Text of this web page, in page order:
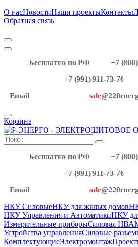
О насНовостиНаши проектыКонтакты
Обратная связь
Бесплатно по РФ
+7 (800)
+7 (991) 911-73-76
Email
sale
Корзина
Бесплатно по РФ
+7 (800)
+7 (991) 911-73-76
Email
sale
НКУ СиловыеНКУ для жилых домов
НКУ Управления и АвтоматикиНКУ
Измерительные приборыСиловая НВА
Устройства управленияСиловые
КомплектующиеЭлектромонтаж